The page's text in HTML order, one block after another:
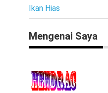
Ikan Hias
Mengenai Saya